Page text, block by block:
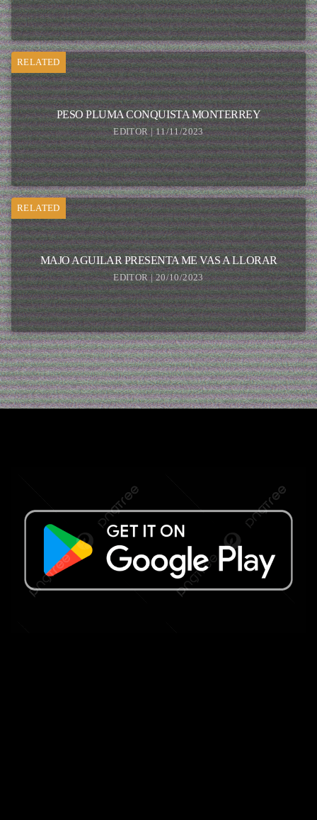
RELATED
PESO PLUMA CONQUISTA MONTERREY
EDITOR | 11/11/2023
RELATED
MAJO AGUILAR PRESENTA ME VAS A LLORAR
EDITOR | 20/10/2023